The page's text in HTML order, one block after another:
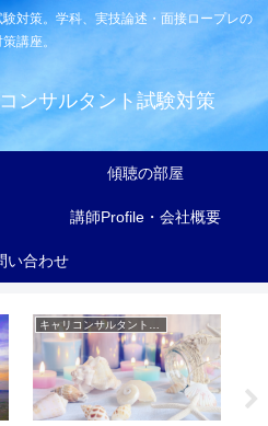
対策。学科、実技論述・面接ロープレの
講座。
ンサルタント試験対策
傾聴の部屋
講師Profile・会社概要
い合わせ